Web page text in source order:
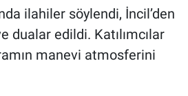
ilahiler söylendi, İncil’den
dualar edildi. Katılımcılar
manevi atmosferini